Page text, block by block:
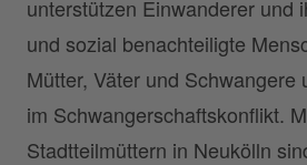
unterstützen Einwanderer und
und sozial benachteiligte
Mütter, Väter und Schwangere
im Schwangerschaftskonflikt.
Stadtteilmüttern in Neukölln